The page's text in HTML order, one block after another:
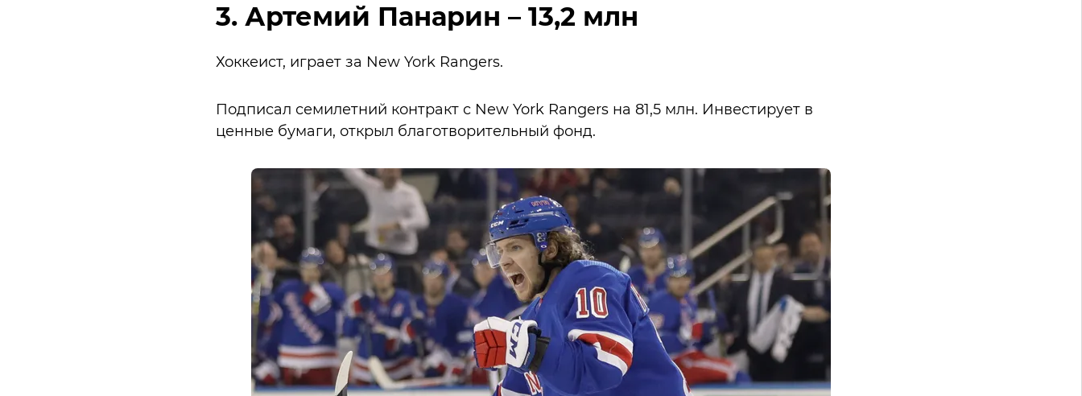
3. Артемий Панарин – 13,2 млн
Хоккеист, играет за New York Rangers.
Подписал семилетний контракт с New York Rangers на 81,5 млн. Инвестирует в
ценные бумаги, открыл благотворительный фонд.